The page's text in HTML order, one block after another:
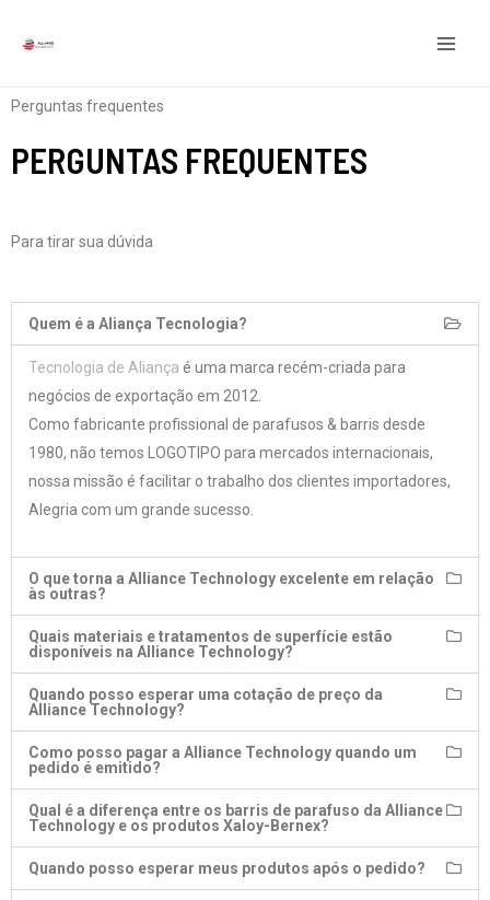
para
conteúdo
Perguntas frequentes
PERGUNTAS FREQUENTES
Para tirar sua dúvida
Quem é a Aliança Tecnologia?
Tecnologia de Aliança é uma marca recém-criada para
negócios de exportação em 2012.
Como fabricante profissional de parafusos & barris desde
1980, não temos LOGOTIPO para mercados internacionais,
nossa missão é facilitar o trabalho dos clientes importadores,
Alegria com um grande sucesso.
O que torna a Alliance Technology excelente em relação
às outras?
Quais materiais e tratamentos de superfície estão
disponíveis na Alliance Technology?
Quando posso esperar uma cotação de preço da
Alliance Technology?
Como posso pagar a Alliance Technology quando um
pedido é emitido?
Qual é a diferença entre os barris de parafuso da Alliance
Technology e os produtos Xaloy-Bernex?
Quando posso esperar meus produtos após o pedido?